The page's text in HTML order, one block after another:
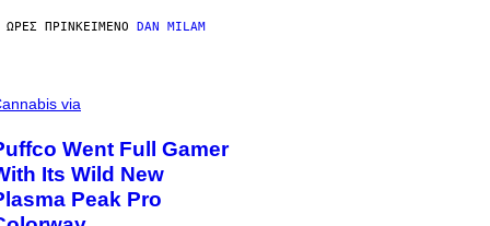
ΏΡΕΣ ΠΡΙΝΚΕΊΜΕΝΟ DAN MILAM
via
Went Full Gamer
Its Wild New
Peak Pro